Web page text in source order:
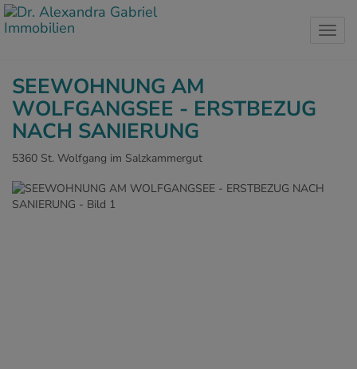
SEEWOHNUNG AM
WOLFGANGSEE - ERSTBEZUG
NACH SANIERUNG
5360 St. Wolfgang im Salzkammergut